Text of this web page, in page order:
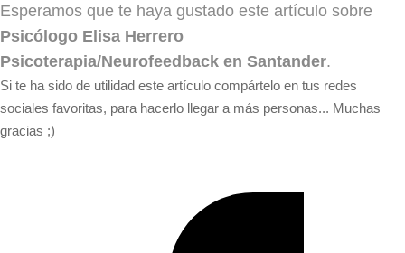
Esperamos que te haya gustado este artículo sobre
Psicólogo Elisa Herrero
Psicoterapia/Neurofeedback en Santander.
Si te ha sido de utilidad este artículo compártelo en tus redes
sociales favoritas, para hacerlo llegar a más personas... Muchas
gracias ;)